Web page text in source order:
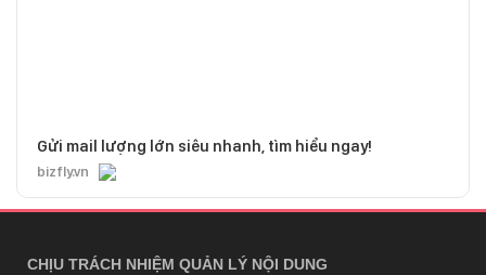
Gửi mail lượng lớn siêu nhanh, tìm hiểu ngay!
bizfly.vn
CHỊU TRÁCH NHIỆM QUẢN LÝ NỘI DUNG